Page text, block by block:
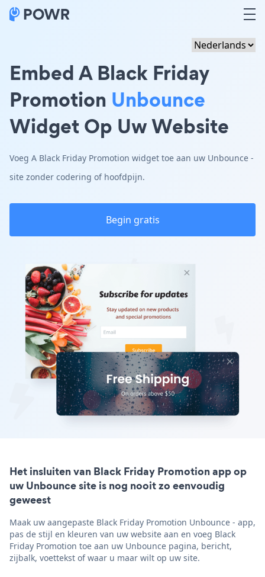
Embed A Black Friday
Promotion Unbounce
Widget Op Uw Website
Voeg A Black Friday Promotion widget toe aan uw Unbounce -
site zonder codering of hoofdpijn.
Begin gratis
Het insluiten van Black Friday Promotion app op
uw Unbounce site is nog nooit zo eenvoudig
geweest
Maak uw aangepaste Black Friday Promotion Unbounce - app,
pas de stijl en kleuren van uw website aan en voeg Black
Friday Promotion toe aan uw Unbounce pagina, bericht,
zijbalk, voettekst of waar u maar wilt op uw site.